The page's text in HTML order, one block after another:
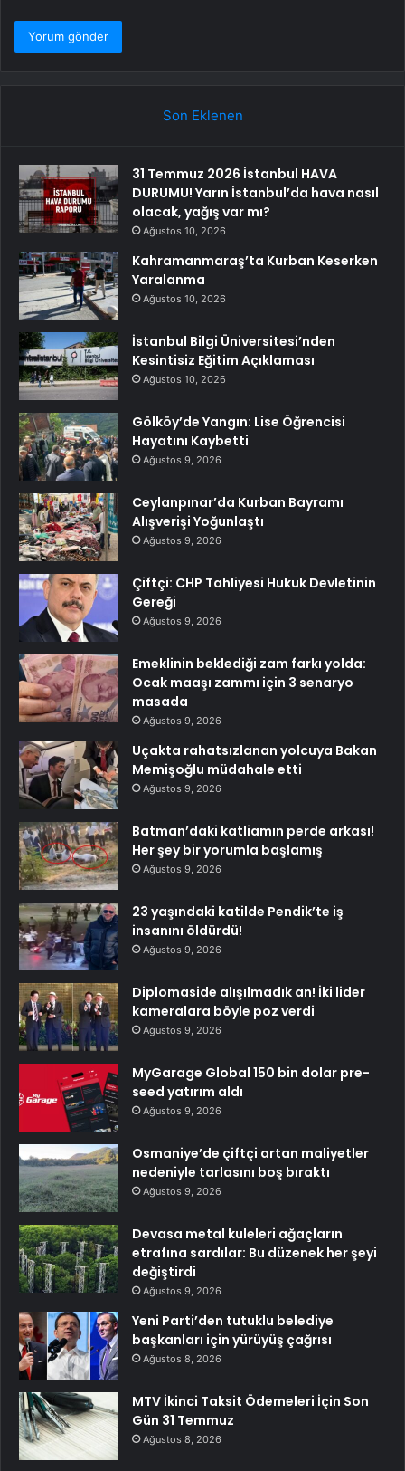
Son Eklenen
31 Temmuz 2026 İstanbul HAVA
DURUMU! Yarın İstanbul’da hava nasıl
olacak, yağış var mı?
Ağustos 10, 2026
Kahramanmaraş’ta Kurban Keserken
Yaralanma
Ağustos 10, 2026
İstanbul Bilgi Üniversitesi’nden
Kesintisiz Eğitim Açıklaması
Ağustos 10, 2026
Gölköy’de Yangın: Lise Öğrencisi
Hayatını Kaybetti
Ağustos 9, 2026
Ceylanpınar’da Kurban Bayramı
Alışverişi Yoğunlaştı
Ağustos 9, 2026
Çiftçi: CHP Tahliyesi Hukuk Devletinin
Gereği
Ağustos 9, 2026
Emeklinin beklediği zam farkı yolda:
Ocak maaşı zammı için 3 senaryo
masada
Ağustos 9, 2026
Uçakta rahatsızlanan yolcuya Bakan
Memişoğlu müdahale etti
Ağustos 9, 2026
Batman’daki katliamın perde arkası!
Her şey bir yorumla başlamış
Ağustos 9, 2026
23 yaşındaki katilde Pendik’te iş
insanını öldürdü!
Ağustos 9, 2026
Diplomaside alışılmadık an! İki lider
kameralara böyle poz verdi
Ağustos 9, 2026
MyGarage Global 150 bin dolar pre-
seed yatırım aldı
Ağustos 9, 2026
Osmaniye’de çiftçi artan maliyetler
nedeniyle tarlasını boş bıraktı
Ağustos 9, 2026
Devasa metal kuleleri ağaçların
etrafına sardılar: Bu düzenek her şeyi
değiştirdi
Ağustos 9, 2026
Yeni Parti’den tutuklu belediye
başkanları için yürüyüş çağrısı
Ağustos 8, 2026
MTV İkinci Taksit Ödemeleri İçin Son
Gün 31 Temmuz
Ağustos 8, 2026